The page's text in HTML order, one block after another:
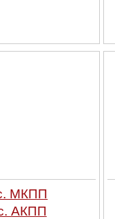
МКПП
АКПП